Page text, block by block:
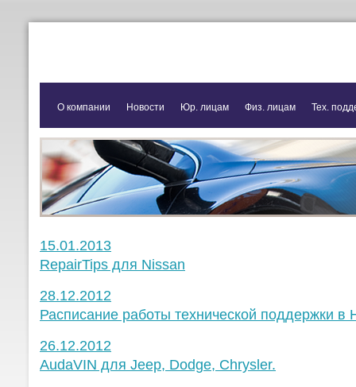
О компании Новости Юр. лицам Физ. лицам Тех.
15.01.2013
RepairTips для Nissan
28.12.2012
Расписание работы технической поддержки в
26.12.2012
AudaVIN для Jeep, Dodge, Chrysler.